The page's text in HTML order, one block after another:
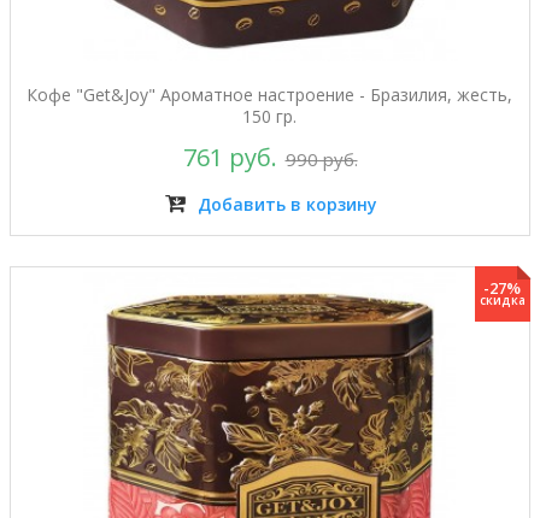
Кофе "Get&Joy" Ароматное настроение - Бразилия, жесть,
150 гр.
761 руб. 990 руб.
Добавить в корзину
-27%
скидка